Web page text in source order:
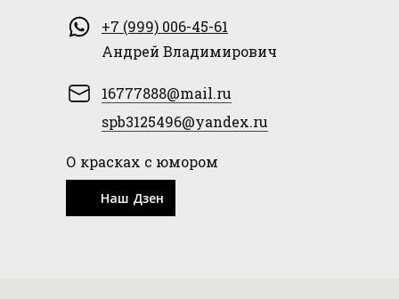
spb3125496@yandex.ru
16777888@mail.ru
+7 (999) 006-45-61
Андрей Владимирович
О красках с юмором
Наш Дзен